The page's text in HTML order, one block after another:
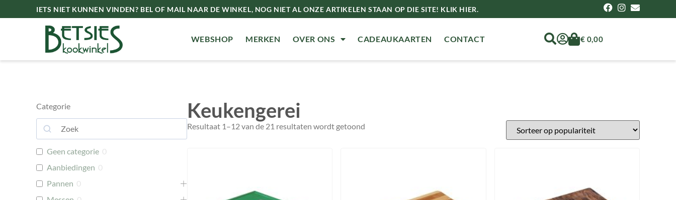
IETS NIET KUNNEN VINDEN? BEL OF MAIL NAAR DE WINKEL, NOG NIET AL ONZE ARTIKELEN STAAN OP DIE SITE! KLIK HIER.
WEBSHOP MERKEN OVER ONS CADEAUKAARTEN CONTACT € 0,00
Categorie
Geen categorie 0
Aanbiedingen 0
Pannen 0
Keukengerei
Resultaat 1–12 van de 21 resultaten wordt getoond